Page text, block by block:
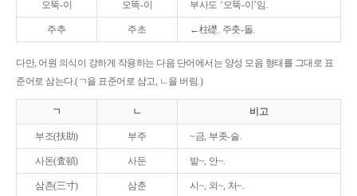
오뚝-이 오똑-이 부사도 ‘오뚝-이’임.
주추 주초 ←柱礎. 주춧-돌.
다만, 어원 의식이 강하게 작용하는 다음 단어에서는 양성 모음 형태를 그대로 표
준어로 삼는다.(ㄱ을 표준어로 삼고, ㄴ을 버림.)
ㄱ ㄴ 비고
부조(扶助) 부주 ~금, 부좃-술.
사돈(査頓) 사둔 밭~, 안~.
삼촌(三寸) 삼춘 시~, 외~, 처~.